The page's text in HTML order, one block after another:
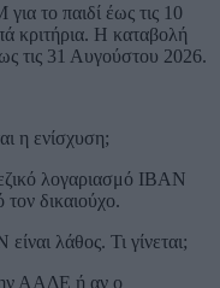
το παιδί έως τις 10
κριτήρια. Η καταβολή
τις 31 Αυγούστου 2026.
η ενίσχυση;
λογαριασμό IBAN
δικαιούχο.
λάθος. Τι γίνεται;
ΑΑΔΕ ή αν ο